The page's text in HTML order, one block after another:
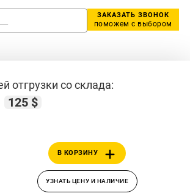
ЗАКАЗАТЬ ЗВОНОК
поможем с выбором
отгрузки со склада:
125 $
В КОРЗИНУ
УЗНАТЬ ЦЕНУ И НАЛИЧИЕ